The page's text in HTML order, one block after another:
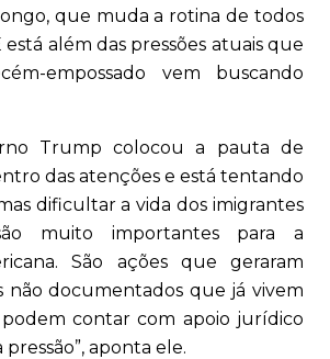
que muda a rotina de todos
está além das pressões atuais que
empossado vem buscando
Trump colocou a pauta de
das atenções e está tentando
dificultar a vida dos imigrantes
muito importantes para a
São ações que geraram
não documentados que já vivem
contar com apoio jurídico
aponta ele.